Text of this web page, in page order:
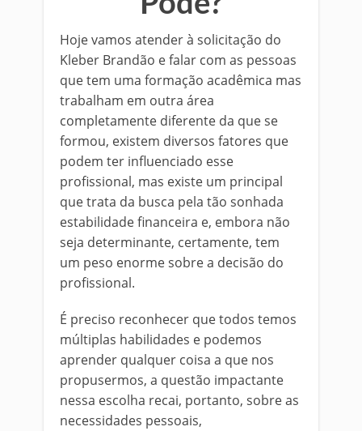
Hoje vamos atender à solicitação do
Kleber Brandão e falar com as pessoas
que tem uma formação acadêmica mas
trabalham em outra área
completamente diferente da que se
formou, existem diversos fatores que
podem ter influenciado esse
profissional, mas existe um principal
que trata da busca pela tão sonhada
estabilidade financeira e, embora não
seja determinante, certamente, tem
um peso enorme sobre a decisão do
profissional.
É preciso reconhecer que todos temos
múltiplas habilidades e podemos
aprender qualquer coisa a que nos
propusermos, a questão impactante
nessa escolha recai, portanto, sobre as
necessidades pessoais,